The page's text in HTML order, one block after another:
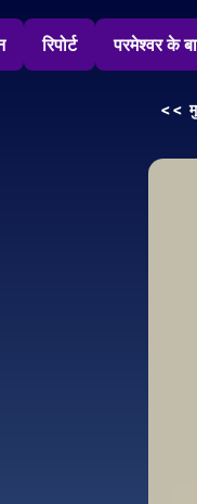
रिपोर्ट परमेश्वर के
<<